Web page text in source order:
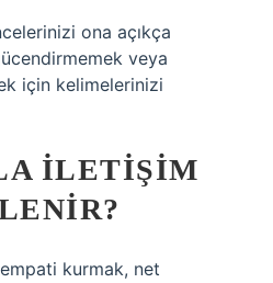
ona açıkça
veya
için kelimelerinizi
ILETIŞIM
kurmak, net